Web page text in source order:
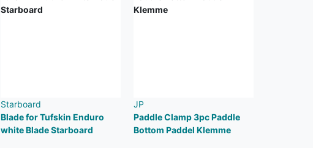
Starboard
Blade for Tufskin Enduro
white Blade Starboard
JP
Paddle Clamp 3pc Paddle
Bottom Paddel Klemme